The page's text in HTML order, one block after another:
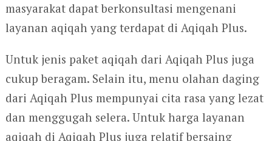
masyarakat dapat berkonsultasi mengenani
layanan aqiqah yang terdapat di Aqiqah Plus.
Untuk jenis paket aqiqah dari Aqiqah Plus juga
cukup beragam. Selain itu, menu olahan daging
dari Aqiqah Plus mempunyai cita rasa yang lezat
dan menggugah selera. Untuk harga layanan
aqiqah di Aqiqah Plus juga relatif bersaing